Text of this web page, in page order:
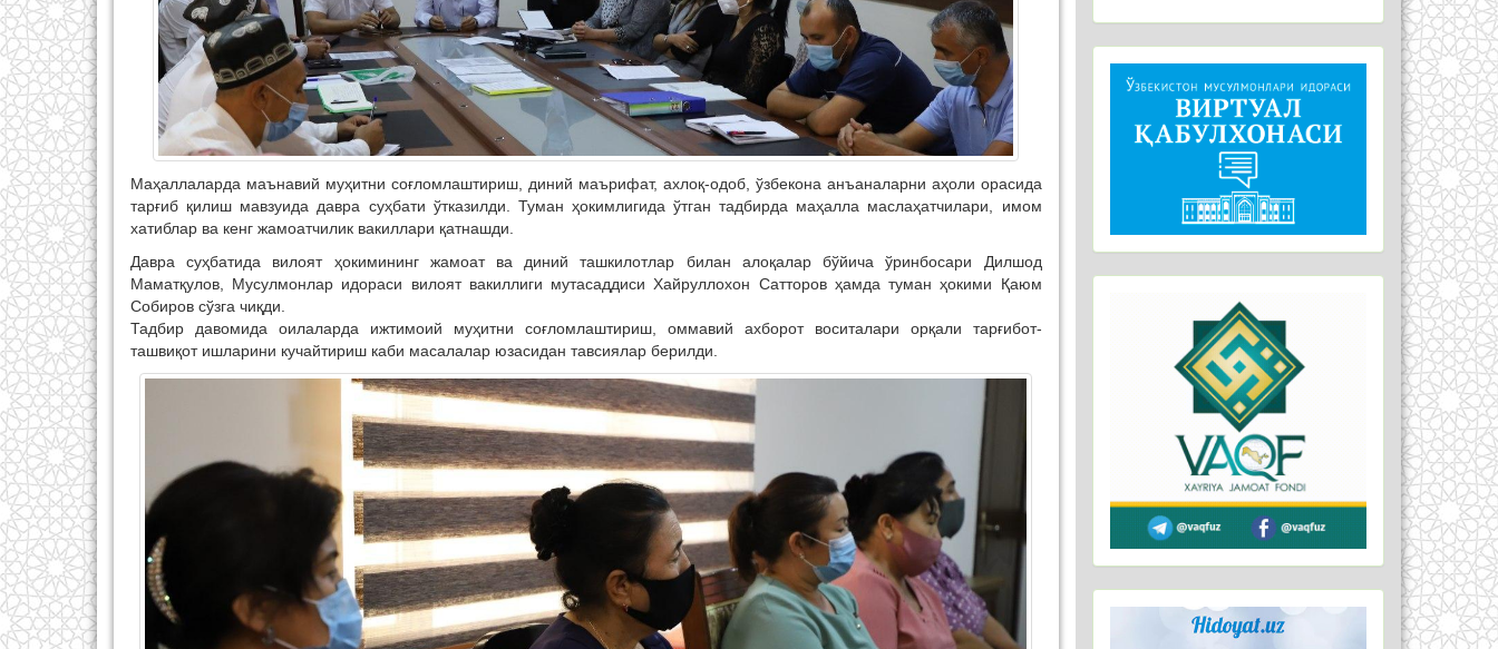
Маҳаллаларда маънавий муҳитни соғломлаштириш, диний маърифат, ахлоқ-одоб, ўзбекона анъаналарни аҳоли орасида
тарғиб қилиш мавзуида давра суҳбати ўтказилди. Туман ҳокимлигида ўтган тадбирда маҳалла маслаҳатчилари, имом
хатиблар ва кенг жамоатчилик вакиллари қатнашди.
Давра суҳбатида вилоят ҳокимининг жамоат ва диний ташкилотлар билан алоқалар бўйича ўринбосари Дилшод
Маматқулов, Мусулмонлар идораси вилоят вакиллиги мутасаддиси Хайруллохон Сатторов ҳамда туман ҳокими Қаюм
Собиров сўзга чиқди.
Тадбир давомида оилаларда ижтимоий муҳитни соғломлаштириш, оммавий ахборот воситалари орқали тарғибот-
ташвиқот ишларини кучайтириш каби масалалар юзасидан тавсиялар берилди.